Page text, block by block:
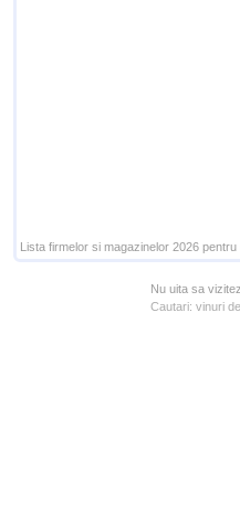
Lista firmelor si magazinelor 2026
Nu uita sa
Cautari: vinuri